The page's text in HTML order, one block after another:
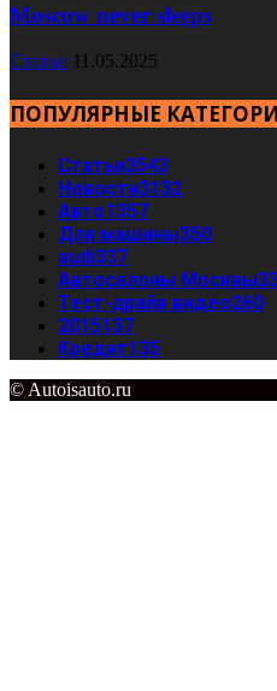
Moscow never sleeps
Статьи 11.05.2025
ПОПУЛЯРНЫЕ
Статьи3543
Новости3132
Авто1357
Для машины350
audi337
Автосалоны Москвы
Тест-драйв видео260
2015137
Кредит135
© Autoisauto.ru